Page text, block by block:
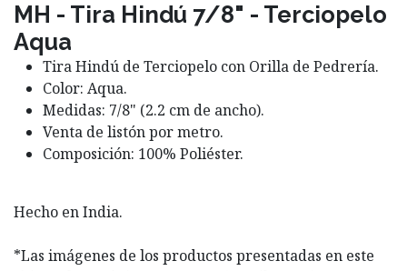
MH - Tira Hindú 7/8" - Terciopelo
Aqua
Tira Hindú de Terciopelo con Orilla de Pedrería.
Color: Aqua.
Medidas: 7/8" (2.2 cm de ancho).
Venta de listón por metro.
Composición: 100% Poliéster.
Hecho en India.
*Las imágenes de los productos presentadas en este